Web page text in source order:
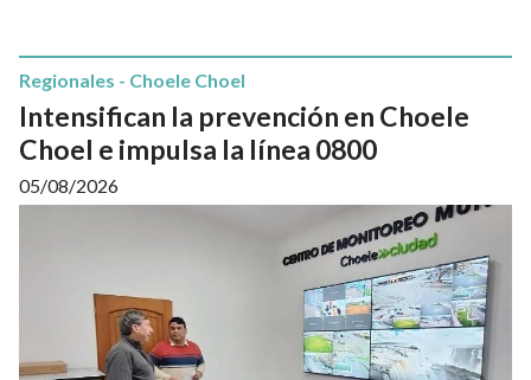
Intensifican la prevención en Choele
Choel e impulsa la línea 0800
Regionales - Choele Choel
05/08/2026